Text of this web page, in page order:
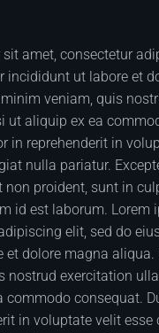
amet, consectetur
incididunt ut labore et
veniam, quis
ut aliquip ex ea
in reprehenderit in
nulla pariatur.
proident, sunt in
id est laborum. Lorem
elit, sed do
et dolore magna aliqua.
nostrud exercitation
commodo consequat.
in voluptate velit esse